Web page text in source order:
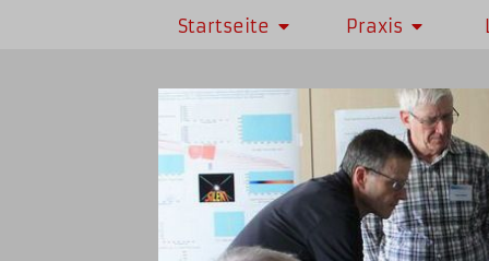
Startseite Praxis